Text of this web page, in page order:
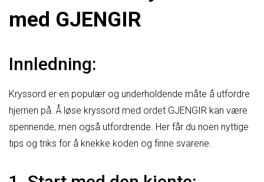
med GJENGIR
Innledning:
Kryssord er en populær og underholdende måte å utfordre
hjernen på. Å løse kryssord med ordet GJENGIR kan være
spennende, men også utfordrende. Her får du noen nyttige
tips og triks for å knekke koden og finne svarene.